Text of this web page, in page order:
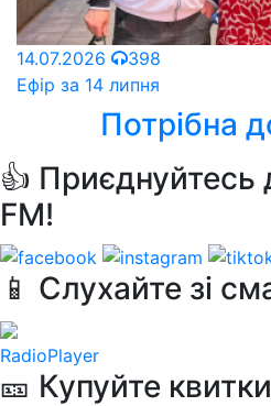
14.07.2026
398
Ефір за 14 липня
Потрібна
👍 Приєднуйтесь
FM!
📱 Слухайте зі
RadioPlayer
🎫 Купуйте